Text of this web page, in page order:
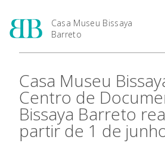
Casa Museu Bissaya
Barreto
Barreto
A Casa Museu
Casa Museu
Centro de
Bissaya Barreto
partir de 1 de